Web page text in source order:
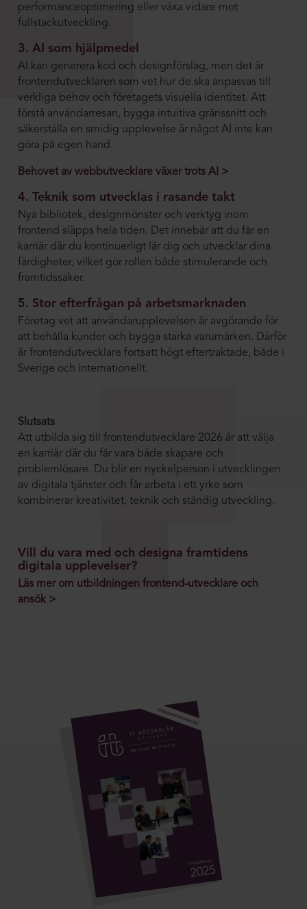
performanceoptimering eller växa vidare mot
fullstackutveckling.
3. AI som hjälpmedel
AI kan generera kod och designförslag, men det är
frontendutvecklaren som vet hur de ska anpassas till
verkliga behov och företagets visuella identitet. Att
förstå användarresan, bygga intuitiva gränssnitt och
säkerställa en smidig upplevelse är något AI inte kan
göra på egen hand.
Behovet av webbutvecklare växer trots AI >
4. Teknik som utvecklas i rasande takt
Nya bibliotek, designmönster och verktyg inom
frontend släpps hela tiden. Det innebär att du får en
karriär där du kontinuerligt lär dig och utvecklar dina
färdigheter, vilket gör rollen både stimulerande och
framtidssäker.
5. Stor efterfrågan på arbetsmarknaden
Företag vet att användarupplevelsen är avgörande för
att behålla kunder och bygga starka varumärken. Därför
är frontendutvecklare fortsatt högt eftertraktade, både i
Sverige och internationellt.
Slutsats
Att utbilda sig till frontendutvecklare 2026 är att välja
en karriär där du får vara både skapare och
problemlösare. Du blir en nyckelperson i utvecklingen
av digitala tjänster och får arbeta i ett yrke som
kombinerar kreativitet, teknik och ständig utveckling.
Vill du vara med och designa framtidens
digitala upplevelser?
Läs mer om utbildningen frontend-utvecklare och
ansök >